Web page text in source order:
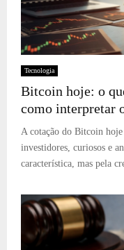
Tecnologia
Bitcoin hoje: o
como interpretar
A cotação do Bitcoin hoje
investidores, curiosos e
característica, mas pela